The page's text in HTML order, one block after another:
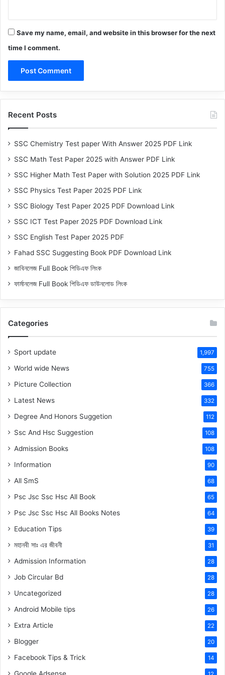
Save my name, email, and website in this browser for the next
time I comment.
Recent Posts
SSC Chemistry Test paper With Answer 2025 PDF Link
SSC Math Test Paper 2025 with Answer PDF Link
SSC Higher Math Test Paper with Solution 2025 PDF Link
SSC Physics Test Paper 2025 PDF Link
SSC Biology Test Paper 2025 PDF Download Link
SSC ICT Test Paper 2025 PDF Download Link
SSC English Test Paper 2025 PDF
Fahad SSC Suggesting Book PDF Download Link
জাবিনলেজ Full Book পিডিএফ লিংক
ফার্মানলেজ Full Book পিডিএফ ডাউনলোড লিংক
Categories
Sport update 1,997
World wide News 755
Picture Collection 366
Latest News 332
Degree And Honors Suggetion 112
Ssc And Hsc Suggestion 108
Admission Books 108
Information 90
All SmS 68
Psc Jsc Ssc Hsc All Book 65
Psc Jsc Ssc Hsc All Books Notes 64
Education Tips 39
মহানবী সাঃ এর জীবনী 31
Admission Information 28
Job Circular Bd 28
Uncategorized 28
Android Mobile tips 26
Extra Article 22
Blogger 20
Facebook Tips & Trick 14
Google Adsense